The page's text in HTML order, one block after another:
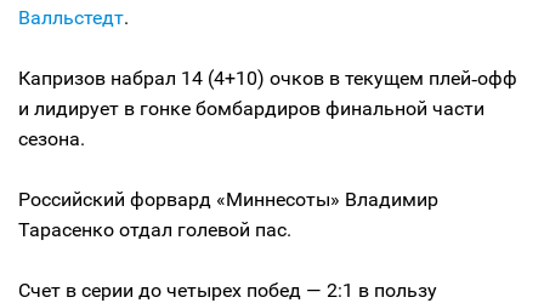
Валльстедт.
Капризов набрал 14 (4+10) очков в текущем плей‑офф
и лидирует в гонке бомбардиров финальной части
сезона.
Российский форвард «Миннесоты» Владимир
Тарасенко отдал голевой пас.
Счет в серии до четырех побед — 2:1 в пользу